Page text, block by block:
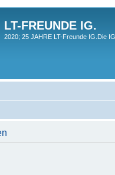
LT-FREUNDE IG.
2020; 25 JAHRE LT-Freunde IG.Die